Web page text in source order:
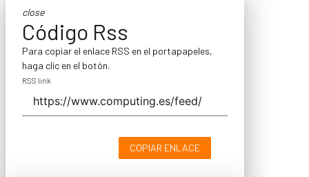
close
Código Rss
Para copiar el enlace RSS en el portapapeles,
haga clic en el botón.
RSS link
COPIAR ENLACE